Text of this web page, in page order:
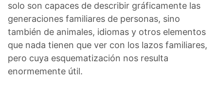
solo son capaces de describir gráficamente las
generaciones familiares de personas, sino
también de animales, idiomas y otros elementos
que nada tienen que ver con los lazos familiares,
pero cuya esquematización nos resulta
enormemente útil.